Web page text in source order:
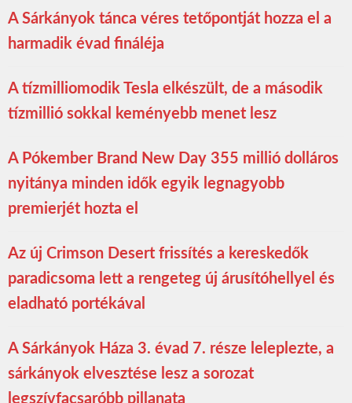
A Sárkányok tánca véres tetőpontját hozza el a
harmadik évad fináléja
A tízmilliomodik Tesla elkészült, de a második
tízmillió sokkal keményebb menet lesz
A Pókember Brand New Day 355 millió dolláros
nyitánya minden idők egyik legnagyobb
premierjét hozta el
Az új Crimson Desert frissítés a kereskedők
paradicsoma lett a rengeteg új árusítóhellyel és
eladható portékával
A Sárkányok Háza 3. évad 7. része leleplezte, a
sárkányok elvesztése lesz a sorozat
legszívfacsaróbb pillanata